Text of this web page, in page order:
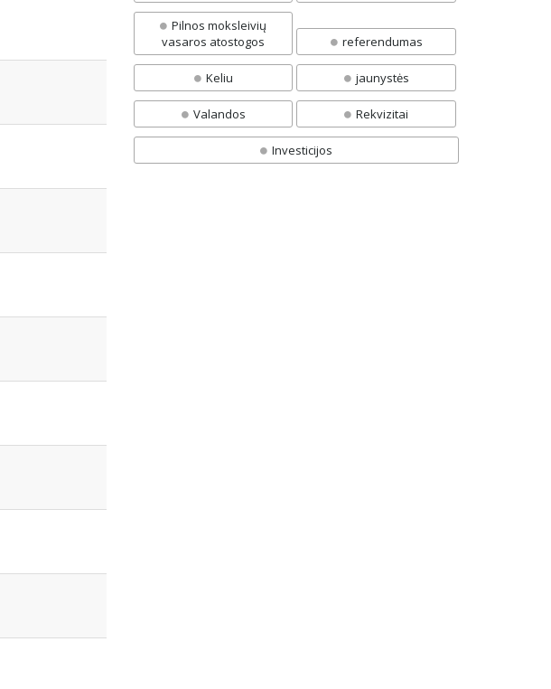
Pilnos moksleivių
vasaros atostogos
referendumas
Keliu jaunystės
Valandos Rekvizitai
Investicijos